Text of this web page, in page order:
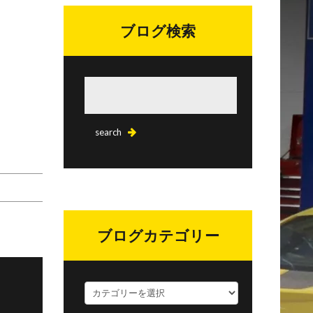
ブログ検索
ブログカテゴリー
ロ